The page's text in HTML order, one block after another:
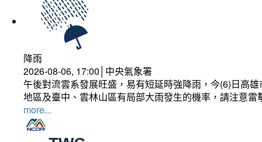
降雨
2026-08-06, 17:00│中央氣象署
午後對流雲系發展旺盛，易有短延時強降雨，今(6)日高
地區及臺中、雲林山區有局部大雨發生的機率，請注意
more...